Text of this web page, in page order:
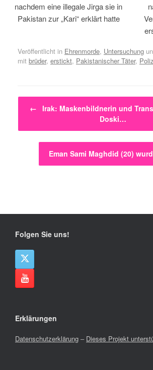
nachdem eine illegale Jirga sie in
Pakistan zur „Kari“ erklärt hatte
Veröffentlicht in Ehrenmorde, Untersuchung
mit brüder, erstickt, Pakistanischer Täter,
Beitragsnavigation
← Irak: Maskenbildnerin und
Doski…
Eman Sami Maghdid (20)
Folgen Sie uns!
Erklärungen
Datenschutzerklärung – Dieses Projekt